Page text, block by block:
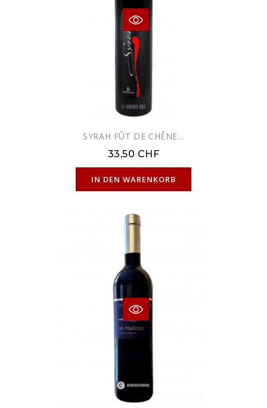
SYRAH FÛT DE CHÊNE...
33,50 CHF
IN DEN WARENKORB